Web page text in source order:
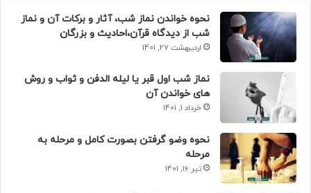
نحوه خواندن نماز شب، آثار و برکات آن و نماز
شب از دیدگاه قرآن،احادیث و بزرگان
اردیبهشت 27, 1401
نماز شب اول قبر یا لیله الدفن و ثواب و روش
های خواندن آن
خرداد 1, 1401
نحوه وضو گرفتن بصورت کامل و مرحله به
مرحله
تیر 16, 1401